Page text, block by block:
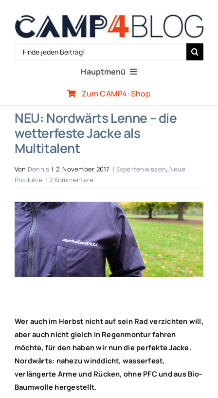
Inhalt
springen
Search
Hauptmenü
Reiseberichte
Expertenwissen
Zum CAMP4-Shop
NEU: Nordwärts Lenne – die
wetterfeste Jacke als
Multitalent
Von Dennis | 2. November 2017 | Expertenwissen, Neue
Produkte | 2 Kommentare
Zeige
grösseres
Bild
Wer auch im Herbst nicht auf sein Rad verzichten will,
aber auch nicht gleich in Regenmontur fahren
möchte, für den haben wir nun die perfekte Jacke.
Nordwärts: nahezu winddicht, wasserfest,
verlängerte Arme und Rücken, ohne PFC und aus Bio-
Baumwolle hergestellt.